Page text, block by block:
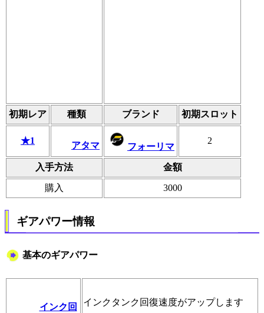
初期レア 種類 ブランド 初期スロット
★1 アタマ フォーリマ
2
入手方法 金額
購入 3000
ギアパワー情報
基本のギアパワー
インク回
インクタンク回復速度がアップします